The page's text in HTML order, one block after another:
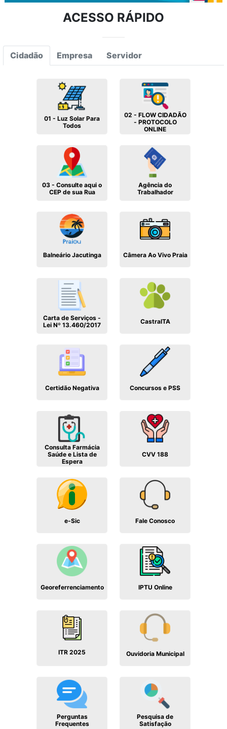
ACESSO RÁPIDO
Cidadão Empresa Servidor
01 - Luz Solar Para
Todos
02 - FLOW CIDADÃO
- PROTOCOLO
ONLINE
03 - Consulte aqui o
CEP de sua Rua
Agência do
Trabalhador
Balneário Jacutinga Câmera Ao Vivo Praia
Carta de Serviços -
Lei Nº 13.460/2017
CastraITA
Certidão Negativa Concursos e PSS
Consulta Farmácia
Saúde e Lista de
Espera
CVV 188
e-Sic Fale Conosco
Georeferrenciamento IPTU Online
ITR 2025 Ouvidoria Municipal
Perguntas
Frequentes
Pesquisa de
Satisfação